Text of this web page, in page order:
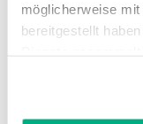
möglicherweise
bereitgestellt
unserer